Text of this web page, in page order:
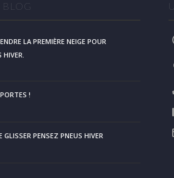
LA PREMIÈRE NEIGE POUR
HIVER.
!
GLISSER PENSEZ PNEUS HIVER